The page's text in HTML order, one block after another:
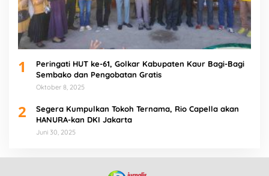
1
Peringati HUT ke-61, Golkar Kabupaten Kaur Bagi-Bagi
Sembako dan Pengobatan Gratis
Oktober 8, 2025
2
Segera Kumpulkan Tokoh Ternama, Rio Capella akan
HANURA-kan DKI Jakarta
Juni 30, 2025